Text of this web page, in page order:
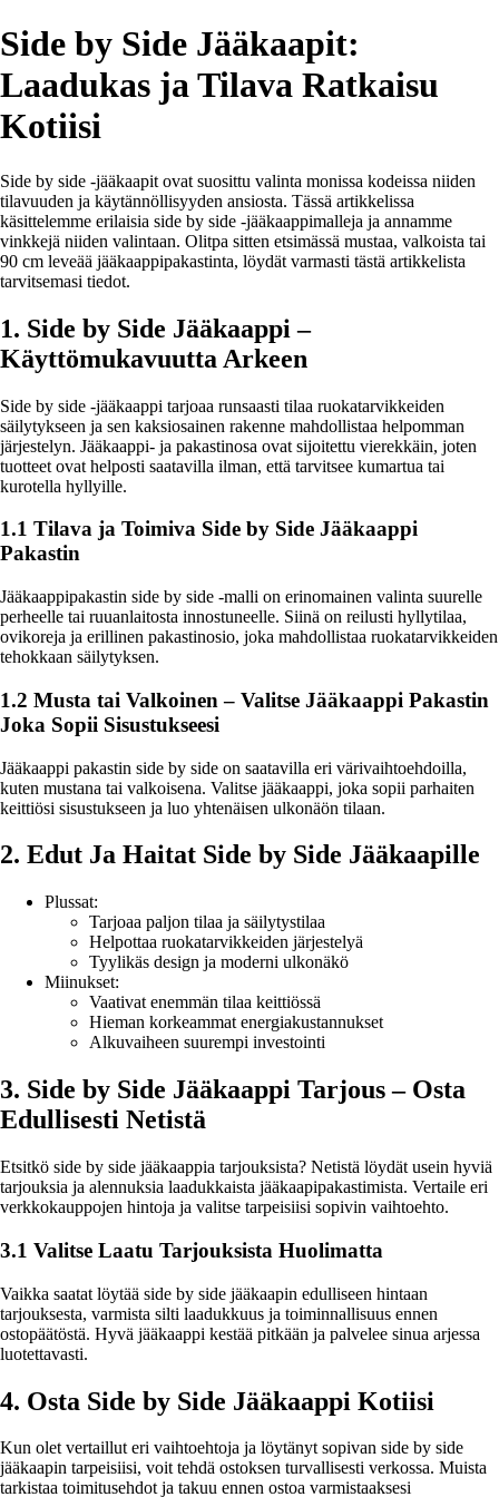
Side by Side Jääkaapit:
Laadukas ja Tilava Ratkaisu
Kotiisi
Side by side -jääkaapit ovat suosittu valinta monissa kodeissa niiden
tilavuuden ja käytännöllisyyden ansiosta. Tässä artikkelissa
käsittelemme erilaisia side by side -jääkaappimalleja ja annamme
vinkkejä niiden valintaan. Olitpa sitten etsimässä mustaa, valkoista tai
90 cm leveää jääkaappipakastinta, löydät varmasti tästä artikkelista
tarvitsemasi tiedot.
1. Side by Side Jääkaappi –
Käyttömukavuutta Arkeen
Side by side -jääkaappi tarjoaa runsaasti tilaa ruokatarvikkeiden
säilytykseen ja sen kaksiosainen rakenne mahdollistaa helpomman
järjestelyn. Jääkaappi- ja pakastinosa ovat sijoitettu vierekkäin, joten
tuotteet ovat helposti saatavilla ilman, että tarvitsee kumartua tai
kurotella hyllyille.
1.1 Tilava ja Toimiva Side by Side Jääkaappi
Pakastin
Jääkaappipakastin side by side -malli on erinomainen valinta suurelle
perheelle tai ruuanlaitosta innostuneelle. Siinä on reilusti hyllytilaa,
ovikoreja ja erillinen pakastinosio, joka mahdollistaa ruokatarvikkeiden
tehokkaan säilytyksen.
1.2 Musta tai Valkoinen – Valitse Jääkaappi Pakastin
Joka Sopii Sisustukseesi
Jääkaappi pakastin side by side on saatavilla eri värivaihtoehdoilla,
kuten mustana tai valkoisena. Valitse jääkaappi, joka sopii parhaiten
keittiösi sisustukseen ja luo yhtenäisen ulkonäön tilaan.
2. Edut Ja Haitat Side by Side Jääkaapille
Plussat:
Tarjoaa paljon tilaa ja säilytystilaa
Helpottaa ruokatarvikkeiden järjestelyä
Tyylikäs design ja moderni ulkonäkö
Miinukset:
Vaativat enemmän tilaa keittiössä
Hieman korkeammat energiakustannukset
Alkuvaiheen suurempi investointi
3. Side by Side Jääkaappi Tarjous – Osta
Edullisesti Netistä
Etsitkö side by side jääkaappia tarjouksista? Netistä löydät usein hyviä
tarjouksia ja alennuksia laadukkaista jääkaapipakastimista. Vertaile eri
verkkokauppojen hintoja ja valitse tarpeisiisi sopivin vaihtoehto.
3.1 Valitse Laatu Tarjouksista Huolimatta
Vaikka saatat löytää side by side jääkaapin edulliseen hintaan
tarjouksesta, varmista silti laadukkuus ja toiminnallisuus ennen
ostopäätöstä. Hyvä jääkaappi kestää pitkään ja palvelee sinua arjessa
luotettavasti.
4. Osta Side by Side Jääkaappi Kotiisi
Kun olet vertaillut eri vaihtoehtoja ja löytänyt sopivan side by side
jääkaapin tarpeisiisi, voit tehdä ostoksen turvallisesti verkossa. Muista
tarkistaa toimitusehdot ja takuu ennen ostoa varmistaaksesi